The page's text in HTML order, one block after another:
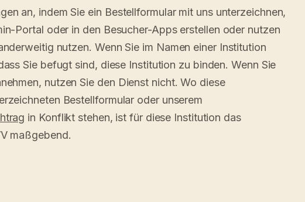
an, indem Sie ein Bestellformular mit uns unterzeichnen,
Portal oder in den Besucher-Apps erstellen oder nutzen
nutzen. Wenn Sie im Namen einer Institution
Sie befugt sind, diese Institution zu binden. Wenn Sie
nutzen Sie den Dienst nicht. Wo diese
Bestellformular oder unserem
in Konflikt stehen, ist für diese Institution das
maßgebend.